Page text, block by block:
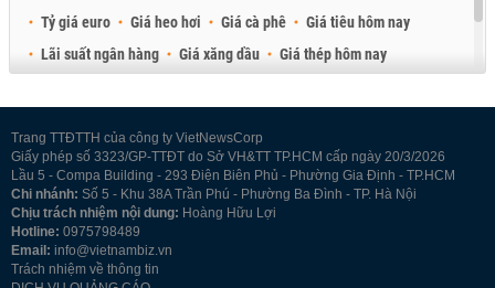
Tỷ giá euro
Giá heo hơi Giá cà phê
Giá tiêu hôm nay
Lãi suất ngân hàng
Giá xăng dầu
Giá thép hôm nay
Trang TTĐTTH của công ty VietNewsCorp
Giấy phép số 3323/GP-TTĐT do Sở VH&TT TP.HCM cấp ngày 20/3/2026
Lầu 5 - Compa Building - 293 Điện Biên Phủ - Phường Gia Định - TP.HCM
Chi nhánh: Số 5 - Khu 38A Trần Phú - Phường Ba Đình - TP. Hà Nội
Chịu trách nhiệm nội dung: Hoàng Hữu Lợi
Hotline: 0975798489
Email: info@vietnambiz.vn
Trách nhiệm về thông tin